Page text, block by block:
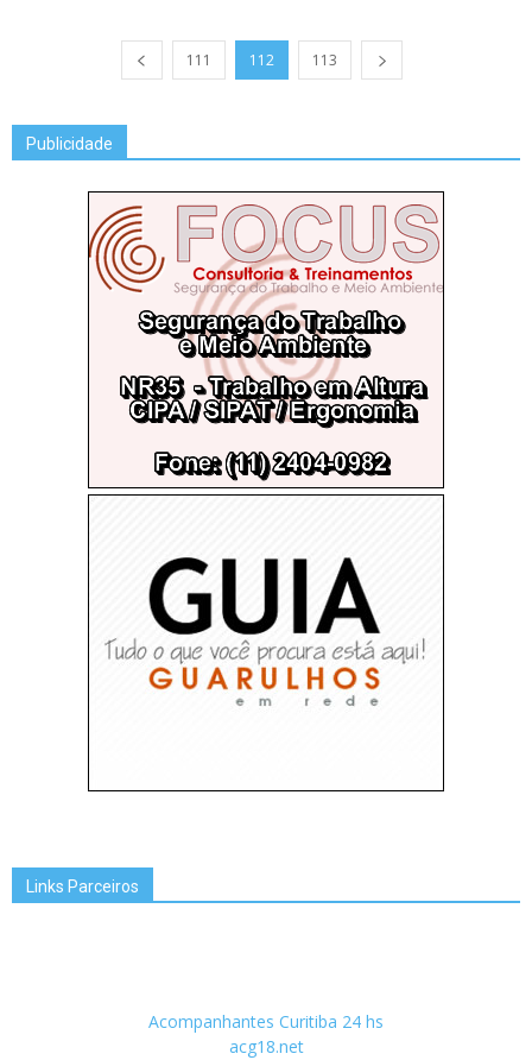
111 112 113
Publicidade
Links Parceiros
Acompanhantes Curitiba 24 hs
acg18.net